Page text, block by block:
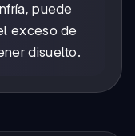
puede
exceso de
disuelto.